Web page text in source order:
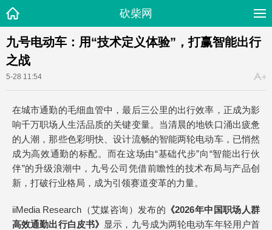
砍柴网
九号电动车：用“技术定义体验”，打赢智能出行
之战
5-28 11:54
在城市通勤的毛细血管中，最后三公里的出行效率，正成为影
响千万职场人生活品质的关键变量。当清晨的地铁口涌出疲惫
的人潮，那些色彩明快、设计流畅的智能两轮电动车，已悄然
成为高效通勤的标配。而在这场由“基础代步”向“智能出行伙
伴”的升级浪潮中，九号公司凭借前瞻性的技术布局与产品创
新，打破行业格局，成为引领赛道变革的力量。
iiMedia Research（艾媒咨询）发布的 《2026年中国职场人群
高效通勤出行白皮书》 显示，九号成为两轮电动车年轻用户首